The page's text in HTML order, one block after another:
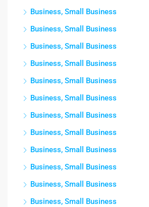
Business, Small Business
Business, Small Business
Business, Small Business
Business, Small Business
Business, Small Business
Business, Small Business
Business, Small Business
Business, Small Business
Business, Small Business
Business, Small Business
Business, Small Business
Business, Small Business